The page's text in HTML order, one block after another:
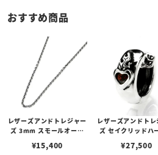
おすすめ商品
レザーズアンドトレジャー
ズ 3mm スモールオーバ
ブスタークラスプ＆LTロ
¥15,400
レザーズアンドトレ
ズ セイクリッドハ
¥27,500